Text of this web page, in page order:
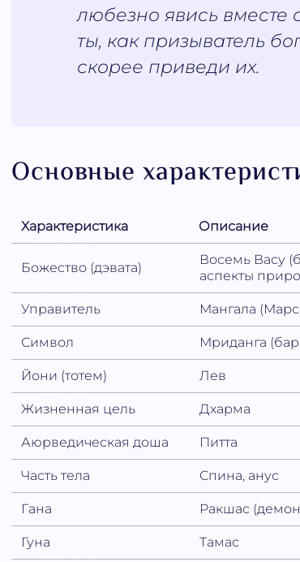
любезно явись вместе
ты, как призыватель
скорее приведи их.
Основные
Характеристика Описание
Божество (дэвата)
Восемь Васу
аспекты
Управитель Мангала
Символ Мриданга
Йони (тотем) Лев
Жизненная цель Дхарма
Аюрведическая доша Питта
Часть тела Спина, анус
Гана Ракшас
Гуна Тамас